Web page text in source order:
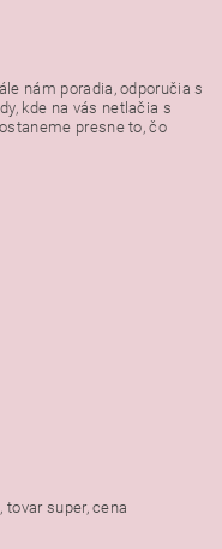
nám poradia, odporučia s
kde na vás netlačia s
presne to, čo
super, cena